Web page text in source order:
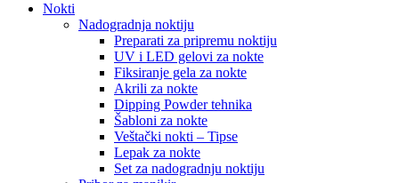
Nokti
Nadogradnja noktiju
Preparati za pripremu noktiju
UV i LED gelovi za nokte
Fiksiranje gela za nokte
Akrili za nokte
Dipping Powder tehnika
Šabloni za nokte
Veštački nokti – Tipse
Lepak za nokte
Set za nadogradnju noktiju